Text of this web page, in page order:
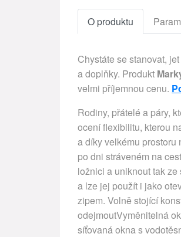
O produktu
Chystáte se stanovat,
a doplňky. Produkt
velmi příjemnou cenu.
Rodiny, přátelé a páry,
ocení flexibilitu, kterou
a díky velkému
po dni stráveném na
ložnici a uniknout tak
a lze jej použít i jako
zipem. Volně stojící
odejmoutVyměnitelná
síťovaná okna s